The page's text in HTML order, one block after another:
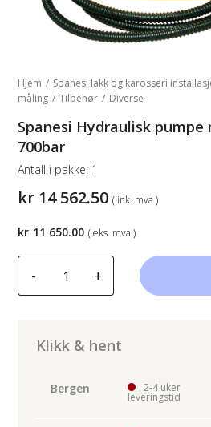
Hjem / Spanesi lakk og karosseri
måling / Tilbehør / Diverse
Spanesi Hydraulisk
700bar
kr 14 562.50 ( ink. mva )
Antall i pakke: 1
-
Hydraulisk
fjernstyring
+
Klikk & hent
Bergen 2-4 uker
leveringstid
kr 11 650.00 ( eks. mva )